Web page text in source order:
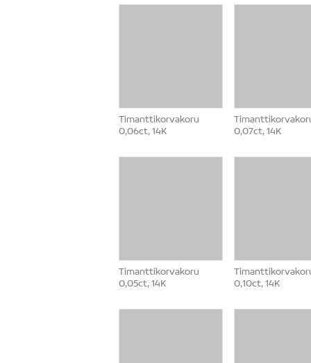
Timanttikorvakoru
0,06ct, 14K
0,07ct, 14K
Timanttikorvakoru
0,05ct, 14K
0,10ct, 14K